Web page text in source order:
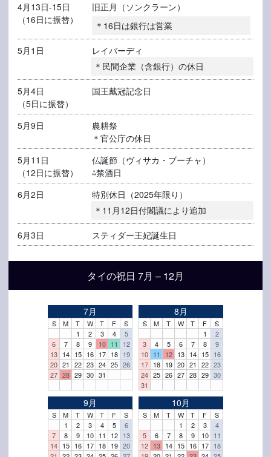
タイの祝日 7月 – 12月
7月
S M T W T F
S
1
2 3 4
5
6
7 8 9 10 11
12
13 14 15 16 17 18 19
20 21 22 23 24 25 26
27 28 29 30 31
8月
S M T W T F
S
1
2
3
4 5 6 7 8
9
10 11 12 13 14 15 16
17 18 19 20 21 22 23
24 25 26 27 28 29 30
31
9月
S M T W T F
S
1
2 3 4 5
6
7
8 9 10 11 12 13
14 15 16 17 18 19 20
10月
S M T W T F
S
1
2 3
4
5
6 7 8 9 10 11
12 13 14 15 16 17 18
4月13日-15日
（16日に振替）
旧正月（ソンクラーン）
＊16日は銀行は営業
5月1日
レイバーディ
＊民間企業（含銀行）の休日
5月4日
（5日に振替）
国王戴冠記念日
5月9日
農耕祭
＊官公庁の休日
5月11日
（12日に振替）
仏誕節（ヴィサカ・ブーチャ）
⁂禁酒日
6月2日
特別休日（2025年限り）
＊11月12日付閣議により追加
6月3日 スティダー王妃誕生日